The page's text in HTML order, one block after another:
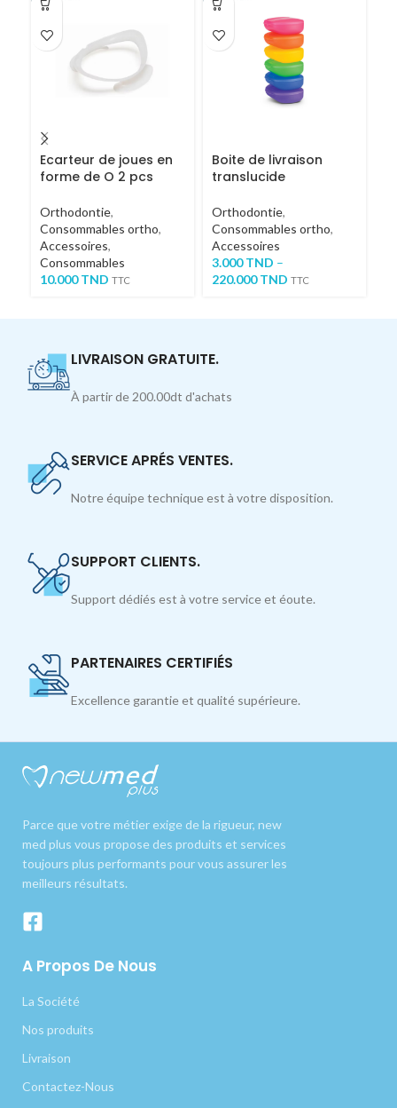
Ecarteur de joues en
forme de O 2 pcs
Orthodontie,
Consommables ortho,
Accessoires,
Consommables
10.000TND TTC
Boite de livraison
translucide
Orthodontie,
Consommables ortho,
Accessoires
3.000TND –
220.000TND TTC
LIVRAISON GRATUITE.
À partir de 200.00dt d'achats
SERVICE APRÉS VENTES.
Notre équipe technique est à votre disposition.
SUPPORT CLIENTS.
Support dédiés est à votre service et éoute.
PARTENAIRES CERTIFIÉS
Excellence garantie et qualité supérieure.
Parce que votre métier exige de la rigueur, new
med plus vous propose des produits et services
toujours plus performants pour vous assurer les
meilleurs résultats.
A Propos De Nous
La Société
Nos produits
Livraison
Contactez-Nous